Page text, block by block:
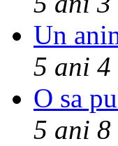
Un
5 ani 4
O sa
5 ani 8